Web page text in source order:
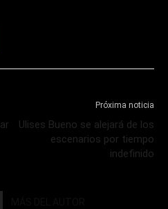
Próxima noticia
Ulises Bueno se alejará de los
escenarios por tiempo
indefinido